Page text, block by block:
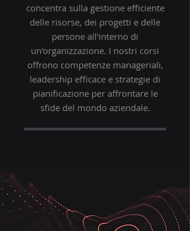
concentra sulla gestione efficiente
delle risorse, dei progetti e delle
persone all'interno di
un'organizzazione. I nostri corsi
offrono competenze manageriali,
leadership efficace e strategie di
pianificazione per affrontare le
sfide del mondo aziendale.